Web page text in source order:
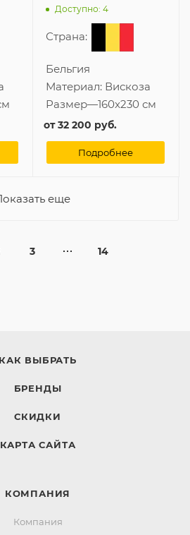
Доступно: 4
Страна:
Бельгия
Материал: Вискоза
Размер—160x230 см
от32 200 руб.
Подробнее
еще
3 14
КАК ВЫБРАТЬ
БРЕНДЫ
СКИДКИ
КАРТА САЙТА
КОМПАНИЯ
Компания